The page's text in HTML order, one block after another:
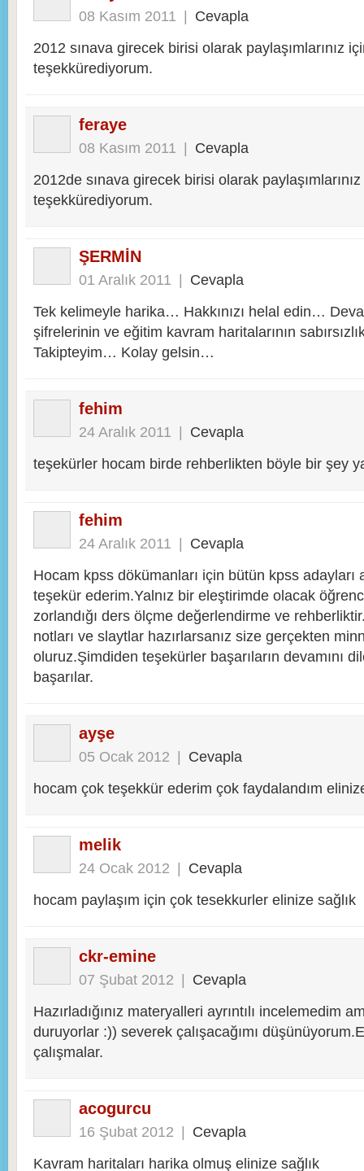
08 Kasım 2011 | Cevapla
2012 sınava girecek birisi olarak paylaşımlarınız
teşekkürediyorum.
feraye
08 Kasım 2011 | Cevapla
2012de sınava girecek birisi olarak
teşekkürediyorum.
ŞERMİN
01 Aralık 2011 | Cevapla
Tek kelimeyle harika… Hakkınızı helal edin…
şifrelerinin ve eğitim kavram haritalarının
Takipteyim… Kolay gelsin…
fehim
24 Aralık 2011 | Cevapla
teşekürler hocam birde rehberlikten böyle bir şey
fehim
24 Aralık 2011 | Cevapla
Hocam kpss dökümanları için bütün kpss adayları
teşekür ederim.Yalnız bir eleştirimde olacak
zorlandığı ders ölçme değerlendirme ve
notları ve slaytlar hazırlarsanız size gerçekten
oluruz.Şimdiden teşekürler başarıların devamını
başarılar.
ayşe
05 Ocak 2012 | Cevapla
hocam çok teşekkür ederim çok faydalandım
melik
24 Ocak 2012 | Cevapla
hocam paylaşım için çok tesekkurler elinize sağlık
ckr-emine
07 Şubat 2012 | Cevapla
Hazırladığınız materyalleri ayrıntılı incelemedim
duruyorlar :)) severek çalışacağımı
çalışmalar.
acogurcu
16 Şubat 2012 | Cevapla
Kavram haritaları harika olmuş elinize sağlık